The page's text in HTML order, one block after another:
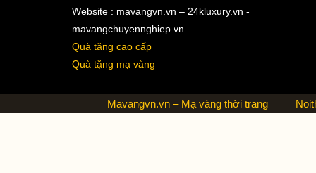
Website : mavangvn.vn – 24kluxury.vn -
mavangchuyennghiep.vn
Quà tặng cao cấp
Quà tặng mạ vàng
Mavangvn.vn – Mạ vàng thời trang